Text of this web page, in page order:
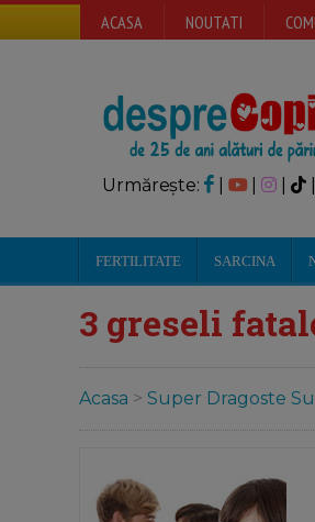
ACASA NOUTATI
Urmărește: |
FERTILITATE SARCINA
3 greseli
Acasa > Super Dragoste